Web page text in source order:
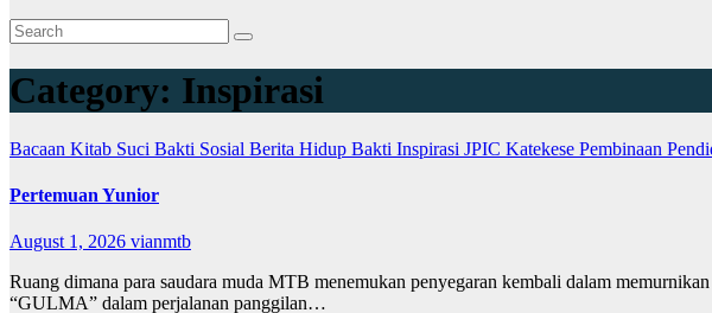
Category: Inspirasi
Bacaan Kitab Suci Bakti Sosial Berita Hidup Bakti Inspirasi JPIC Katekese Pembinaan
Pertemuan Yunior
August 1, 2026 vianmtb
Ruang dimana para saudara muda MTB menemukan penyegaran kembali dalam
“GULMA” dalam perjalanan panggilan…